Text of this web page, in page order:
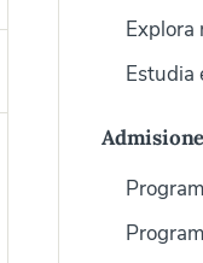
Explora
Estudia